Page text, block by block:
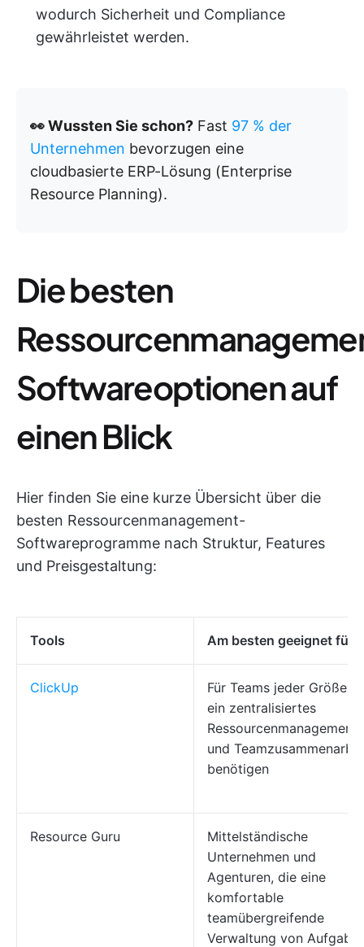
wodurch Sicherheit und Compliance
gewährleistet werden.
👀 Wussten Sie schon? Fast 97 % der
Unternehmen bevorzugen eine
cloudbasierte ERP-Lösung (Enterprise
Resource Planning).
Die besten
Softwareoptionen auf
einen Blick
Hier finden Sie eine kurze Übersicht über die
besten Ressourcenmanagement-
Softwareprogramme nach Struktur, Features
und Preisgestaltung:
Tools Am besten geeignet für
ClickUp
Für Teams jeder Größe,
ein zentralisiertes
Ressourcenmanagement
und
benötigen
Resource Guru
Mittelständische
Unternehmen und
Agenturen, die eine
komfortable
teamübergreifende
Verwaltung von